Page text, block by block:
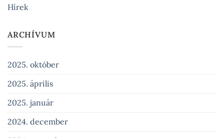
Hírek
ARCHÍVUM
2025. október
2025. április
2025. január
2024. december